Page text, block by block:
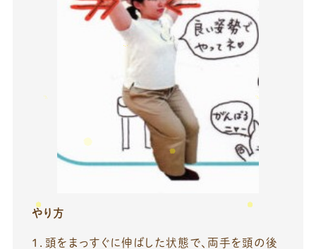
やり方
１．頭をまっすぐに伸ばした状態で、両手を頭の後